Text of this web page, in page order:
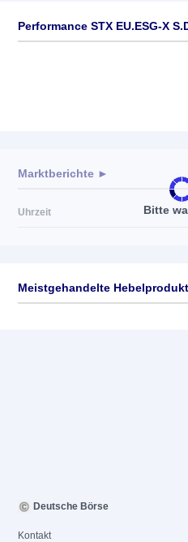
Performance STX EU.ESG-X
Bitte
Marktberichte ►
Uhrzeit
Meistgehandelte
Deutsche Börse
Kontakt